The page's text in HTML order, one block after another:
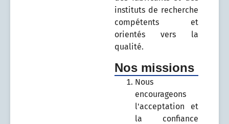
instituts de recherche
compétents et
orientés vers la
qualité.
Nos missions
Nous
encourageons
l'acceptation et
la confiance